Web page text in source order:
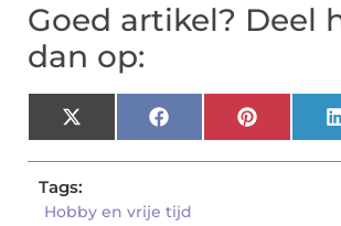
Goed artikel? Deel
dan op:
X
(Twitter)
Facebook
Tags:
Hobby en vrije tijd